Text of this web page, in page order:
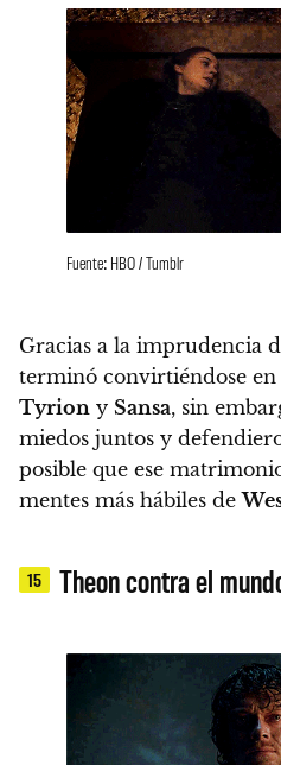
Fuente: HBO / Tumblr
Gracias a la imprudencia
terminó convirtiéndose
Tyrion y Sansa, sin
miedos juntos y
posible que ese
mentes más hábiles de
15 Theon contra el